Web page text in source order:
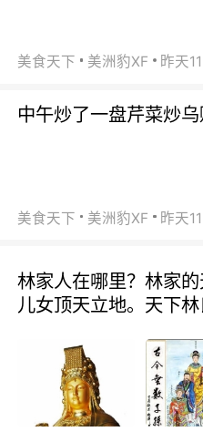
美食天下 美洲豹XF 昨天
中午炒了一盘芹菜炒
美食天下 美洲豹XF 昨天
林家人在哪里？林家
儿女顶天立地。天下林